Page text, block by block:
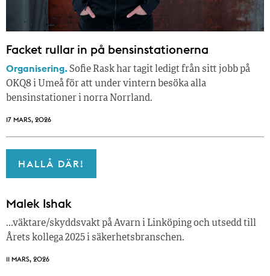
Facket rullar in på bensinstationerna
Organisering.Sofie Rask har tagit ledigt från sitt jobb på
OKQ8 i Umeå för att under vintern besöka alla
bensinstationer i norra Norrland.
17 MARS, 2026
HALLÅ DÄR!
Malek Ishak
…väktare/skyddsvakt på Avarn i Linköping och utsedd till
Årets kollega 2025 i säkerhetsbranschen.
11 MARS, 2026